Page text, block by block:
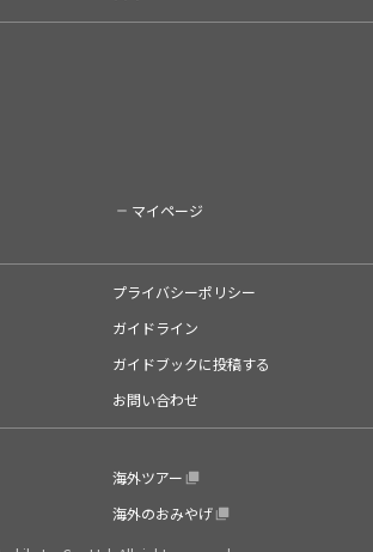
マイページ
プライバシーポリシー
ガイドライン
ガイドブックに投稿する
お問い合わせ
海外ツアー
海外のおみやげ